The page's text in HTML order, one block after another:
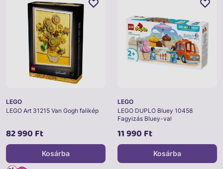
LEGO
LEGO Art 31215 Van Gogh falikép
82 990 Ft
Kosárba
LEGO
LEGO DUPLO Bluey 10458
Fagyizás Bluey-val
11 990 Ft
Kosárba